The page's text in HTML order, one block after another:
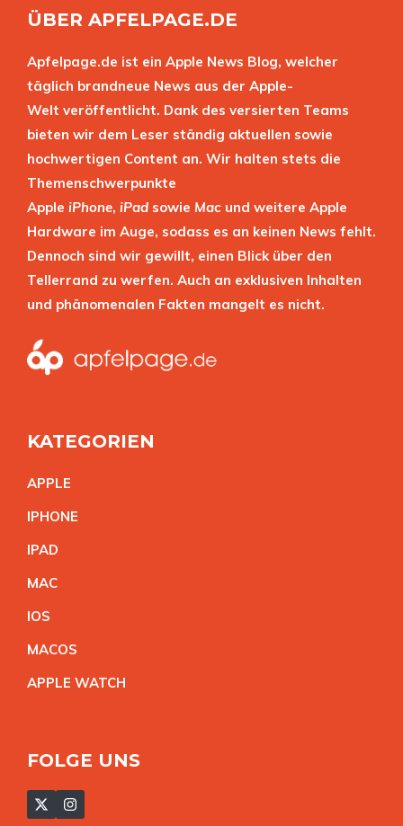
ÜBER APFELPAGE.DE
Apfelpage.de ist ein Apple News Blog, welcher
täglich brandneue News aus der Apple-
Welt veröffentlicht. Dank des versierten Teams
bieten wir dem Leser ständig aktuellen sowie
hochwertigen Content an. Wir halten stets die
Themenschwerpunkte
Apple iPhone, iPad sowie Mac und weitere Apple
Hardware im Auge, sodass es an keinen News fehlt.
Dennoch sind wir gewillt, einen Blick über den
Tellerrand zu werfen. Auch an exklusiven Inhalten
und phänomenalen Fakten mangelt es nicht.
KATEGORIEN
APPLE
IPHONE
IPAD
MAC
IOS
MACOS
APPLE WATCH
FOLGE UNS